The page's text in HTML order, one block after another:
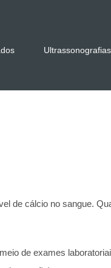
Ultrassonografias
de cálcio no sangue.
de exames